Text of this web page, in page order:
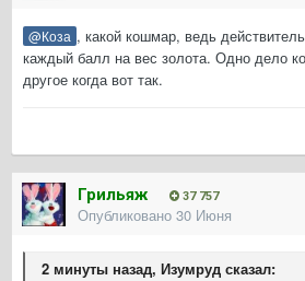
@Коза , какой кошмар, ведь
каждый балл на вес золота. Одно дело
другое когда вот так.
Грильяж 37 757
Опубликовано 30 Июня
2 минуты назад, Изумруд сказал: